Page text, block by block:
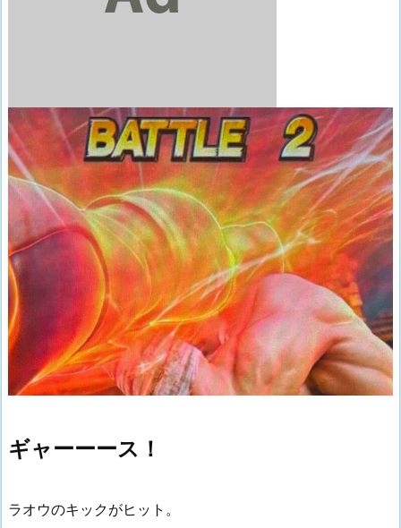
ギャーーース！
ラオウのキックがヒット。